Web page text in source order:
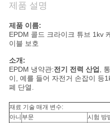
문
의
하
기
뉴
제품 설명
제품 이름:
EPDM 콜드 크라이크 튜브 1kv
이블 보호
소개:
EPDM 냉약관:전기 전력 산업 ,
이, 예를 들어 자전거 손잡이 등
폐 단열.
재료 기술 매개 변수:
아니 부문 시험 방